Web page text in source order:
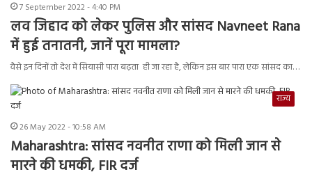
7 September 2022 - 4:40 PM
लव जिहाद को लेकर पुलिस और सांसद Navneet Rana
में हुई तनातनी, जानें पूरा मामला?
वैसे इन दिनों तो देश में सियासी पारा बढ़ता ही जा रहा है, लेकिन इस बार पारा एक सांसद का…
राज्य
26 May 2022 - 10:58 AM
Maharashtra: सांसद नवनीत राणा को मिली जान से
मारने की धमकी, FIR दर्ज